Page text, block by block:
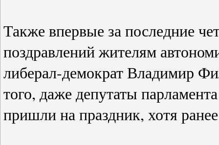
Также впервые за последние
поздравлений жителям
либерал-демократ Владимир
того, даже депутаты
пришли на праздник, хотя